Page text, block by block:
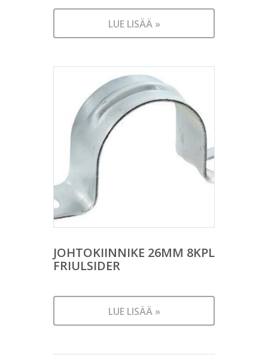
LUE LISÄÄ »
JOHTOKIINNIKE 26MM 8KPL
FRIULSIDER
LUE LISÄÄ »